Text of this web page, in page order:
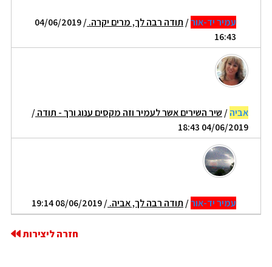
עמיר יד-אור/ תודה רבה לך, מרים יקרה.
/ 04/06/2019
16:43
אביה/ שיר השירים אשר לעמיר וזה מקסים ענוג ורך - תודה/
04/06/2019 18:43
עמיר יד-אור/ תודה רבה לך, אביה./ 08/06/2019 19:14
חזרה ליצירות